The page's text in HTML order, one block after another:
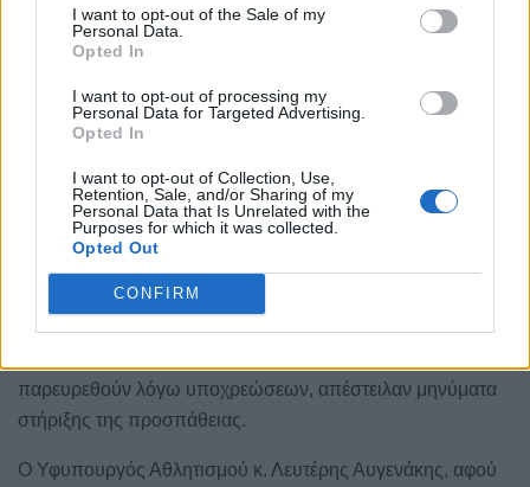
I want to opt-out of the Sale of my
Personal Data.
Opted In
I want to opt-out of processing my
Personal Data for Targeted Advertising.
Opted In
I want to opt-out of Collection, Use,
Retention, Sale, and/or Sharing of my
Personal Data that Is Unrelated with the
Purposes for which it was collected.
Opted Out
CONFIRM
Γιάννης Νέζης και ο Αντιδήμαρχος Κύμης κ.
Αλέξανδρος Θεοδώρου
Το καθολικό αίτημα της διεκδίκησης υποστήριξαν ακόμη οι
Πρόεδροι των 5 Επιμελητηρίων και των 9 Ενώσεων
Ελλάδας, όπως και ο πρόεδρος της Λέσχης
Μηχανοκίνητου Αθλητισμού Λαμίας κ. Νίκος Μανώλης.
Κεδίκογλου, Σπύρος Πνευματικός, Ευάγγελος Αποστόλου,
Γιώργος Μουλκιώτης), αυτοδιοικητικοί και εκπρόσωποι
παρευρεθούν λόγω υποχρεώσεων, απέστειλαν μηνύματα
στήριξης της προσπάθειας.
Ο Υφυπουργός Αθλητισμού κ. Λευτέρης Αυγενάκης, αφού